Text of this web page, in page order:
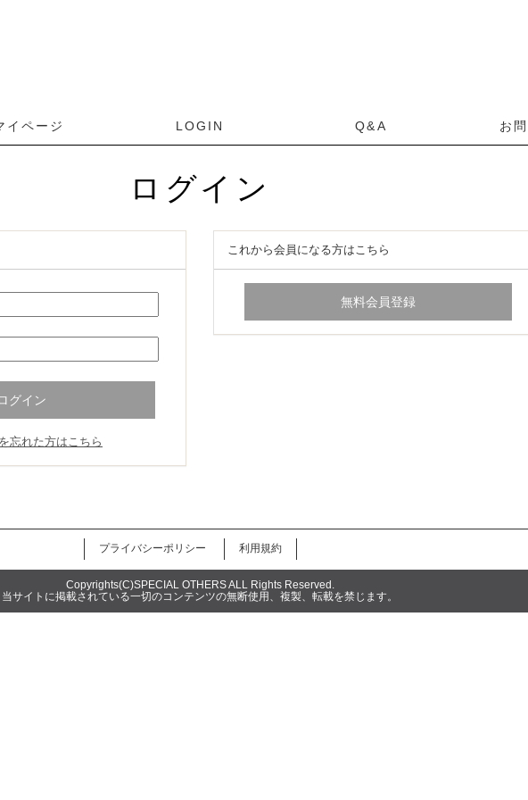
ログイン
忘れた方はこちら
これから会員になる方はこちら
Copyrights(C)SPECIAL OTHERS ALL Rights Reserved.
当サイトに掲載されている一切のコンテンツの無断使用、複製、転載を禁じます。